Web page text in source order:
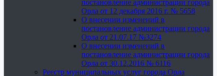
постановление администрации города
Орла от 12 декабря 2016 г. № 5658
О внесении изменений в
постановление администрации города
Орла от 21.07.17 №3274
О внесении изменений в
постановление администрации города
Орла от 30.12.2016 № 6116
Реестр муниципальных услуг города Орла